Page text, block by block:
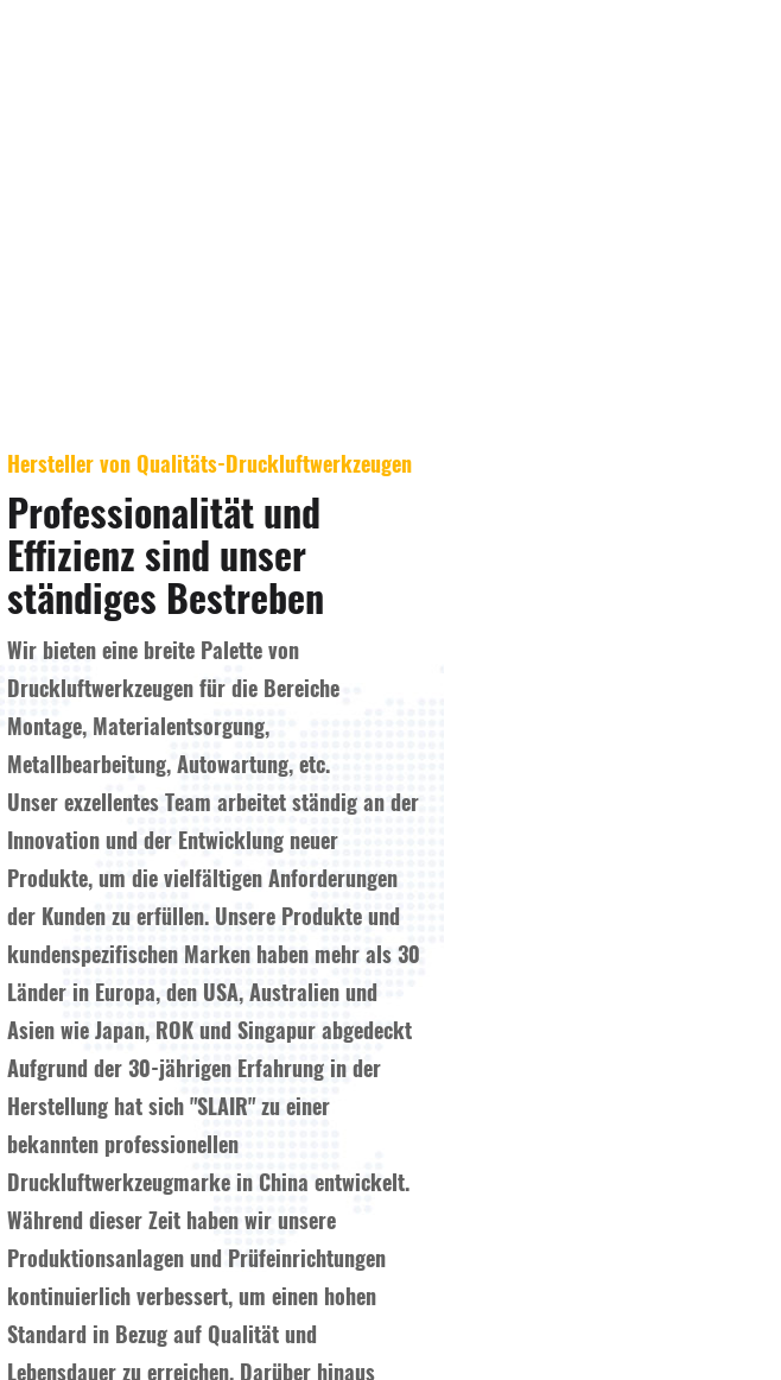
Hersteller von Qualitäts-Druckluftwerkzeugen
Professionalität und
Effizienz sind unser
ständiges Bestreben
Wir bieten eine breite Palette von
Druckluftwerkzeugen für die Bereiche
Montage, Materialentsorgung,
Metallbearbeitung, Autowartung, etc.
Unser exzellentes Team arbeitet ständig an der
Innovation und der Entwicklung neuer
Produkte, um die vielfältigen Anforderungen
der Kunden zu erfüllen. Unsere Produkte und
kundenspezifischen Marken haben mehr als 30
Länder in Europa, den USA, Australien und
Asien wie Japan, ROK und Singapur abgedeckt
Aufgrund der 30-jährigen Erfahrung in der
Herstellung hat sich "SLAIR" zu einer
bekannten professionellen
Druckluftwerkzeugmarke in China entwickelt.
Während dieser Zeit haben wir unsere
Produktionsanlagen und Prüfeinrichtungen
kontinuierlich verbessert, um einen hohen
Standard in Bezug auf Qualität und
Lebensdauer zu erreichen. Darüber hinaus